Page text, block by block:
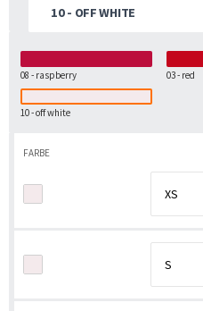
08 - raspberry 03 - red
10 - off white
10 - OFF WHITE
FARBE